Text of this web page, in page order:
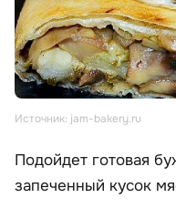
Источник: jam-bakery.ru
Подойдет готовая
запеченный кусок